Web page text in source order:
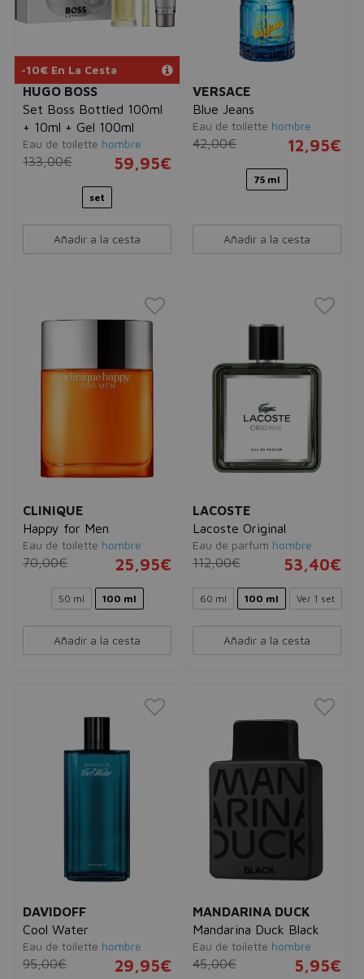
-10€ En La Cesta
HUGO BOSS
Set Boss Bottled 100ml
+ 10ml + Gel 100ml
Eau de toilette hombre
133,00€ 59,95€
set
Añadir a la cesta
VERSACE
Blue Jeans
Eau de toilette hombre
42,00€ 12,95€
75 ml
Añadir a la cesta
CLINIQUE
Happy for Men
Eau de toilette hombre
70,00€ 25,95€
50 ml 100 ml
Añadir a la cesta
LACOSTE
Lacoste Original
Eau de parfum hombre
112,00€ 53,40€
60 ml 100 ml Ver 1 set
Añadir a la cesta
DAVIDOFF
Cool Water
Eau de toilette hombre
95,00€ 29,95€
MANDARINA DUCK
Mandarina Duck Black
Eau de toilette hombre
45,00€ 5,95€